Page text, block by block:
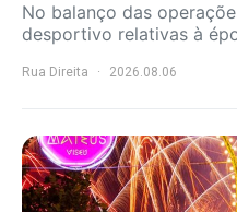
No balanço das
desportivo relativas à
Rua Direita 2026.08.06